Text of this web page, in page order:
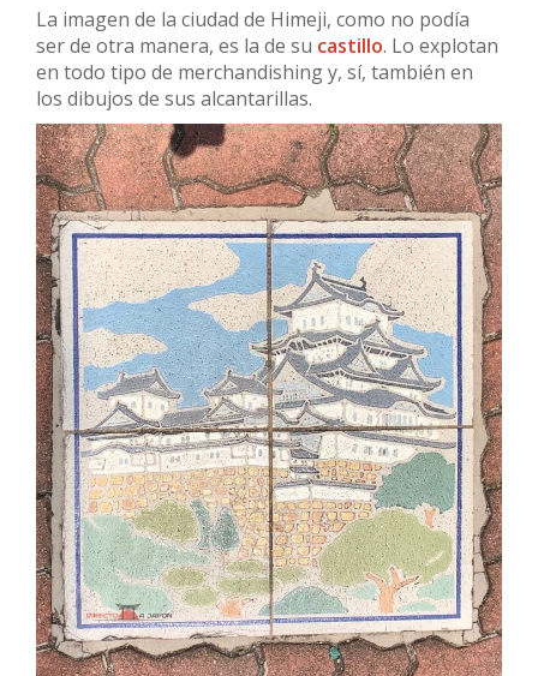
La imagen de la ciudad de Himeji, como no podía
ser de otra manera, es la de su castillo. Lo explotan
en todo tipo de merchandishing y, sí, también en
los dibujos de sus alcantarillas.